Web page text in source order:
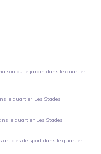
ou le jardin dans le quartier
le quartier Les Stades
le quartier Les Stades
articles de sport dans le quartier